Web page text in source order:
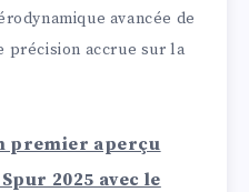
avancée de
précision accrue sur la
premier aperçu
2025 avec le